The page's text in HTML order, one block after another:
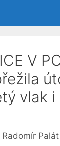
V
vlak
Radomír Palát